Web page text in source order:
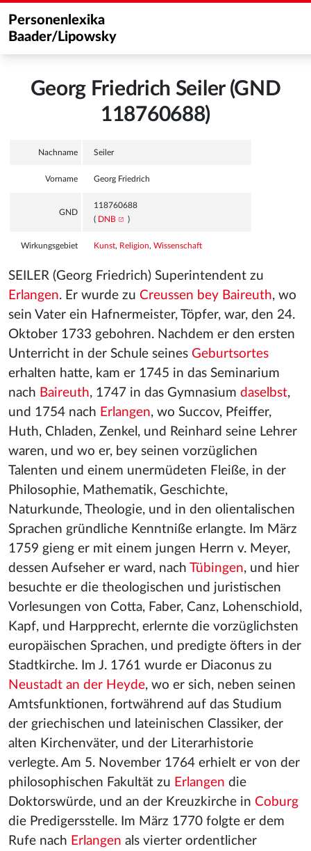
Personenlexika
Baader/Lipowsky
Georg Friedrich Seiler (GND
118760688)
Nachname Seiler
Vorname Georg Friedrich
GND
118760688
( DNB )
Wirkungsgebiet Kunst, Religion, Wissenschaft
SEILER (Georg Friedrich) Superintendent zu
Erlangen. Er wurde zu Creussen bey Baireuth, wo
sein Vater ein Hafnermeister, Töpfer, war, den 24.
Oktober 1733 gebohren. Nachdem er den ersten
Unterricht in der Schule seines Geburtsortes
erhalten hatte, kam er 1745 in das Seminarium
nach Baireuth, 1747 in das Gymnasium daselbst,
und 1754 nach Erlangen, wo Succov, Pfeiffer,
Huth, Chladen, Zenkel, und Reinhard seine Lehrer
waren, und wo er, bey seinen vorzüglichen
Talenten und einem unermüdeten Fleiße, in der
Philosophie, Mathematik, Geschichte,
Naturkunde, Theologie, und in den olientalischen
Sprachen gründliche Kenntniße erlangte. Im März
1759 gieng er mit einem jungen Herrn v. Meyer,
dessen Aufseher er ward, nach Tübingen, und hier
besuchte er die theologischen und juristischen
Vorlesungen von Cotta, Faber, Canz, Lohenschiold,
Kapf, und Harpprecht, erlernte die vorzüglichsten
europäischen Sprachen, und predigte öfters in der
Stadtkirche. Im J. 1761 wurde er Diaconus zu
Neustadt an der Heyde, wo er sich, neben seinen
Amtsfunktionen, fortwährend auf das Studium
der griechischen und lateinischen Classiker, der
alten Kirchenväter, und der Literarhistorie
verlegte. Am 5. November 1764 erhielt er von der
philosophischen Fakultät zu Erlangen die
Doktorswürde, und an der Kreuzkirche in Coburg
die Predigersstelle. Im März 1770 folgte er dem
Rufe nach Erlangen als vierter ordentlicher